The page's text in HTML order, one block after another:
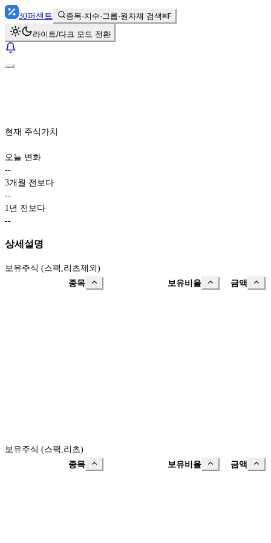
30퍼센트 종목·지수·그룹·원자재 검색⌘F
라이트/다크 모드 전환
현재 주식가치
오늘 변화
--
3개월 전보다
--
1년 전보다
--
상세설명
보유주식 (스팩,리츠제외)
종목
보유비율 금액
보유주식 (스팩,리츠)
종목
보유비율 금액